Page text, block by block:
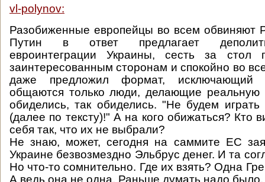
vl-polynov:
Разобиженные европейцы во всем обвиняют
Путин в ответ предлагает
евроинтеграции Украины, сесть за стол
заинтересованным сторонам и спокойно во
даже предложил формат, исключающий
общаются только люди, делающие реальную
обиделись, так обиделись. "Не будем
(далее по тексту)!" А на кого обижаться? Кто
себя так, что их не выбрали?
Не знаю, может, сегодня на саммите ЕС
Украине безвозмездно Эльбрус денег. И та
Но что-то сомнительно. Где их взять? Одна
А ведь она не одна. Раньше думать надо